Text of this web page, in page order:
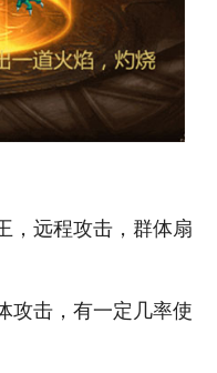
，远程攻击，群体扇
攻击，有一定几率使